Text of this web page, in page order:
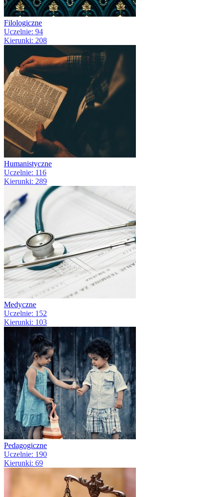
Filologiczne
Uczelnie: 94
Kierunki: 208
Humanistyczne
Uczelnie: 116
Kierunki: 289
Medyczne
Uczelnie: 152
Kierunki: 103
Pedagogiczne
Uczelnie: 190
Kierunki: 69